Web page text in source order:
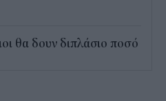
θα δουν διπλάσιο ποσό